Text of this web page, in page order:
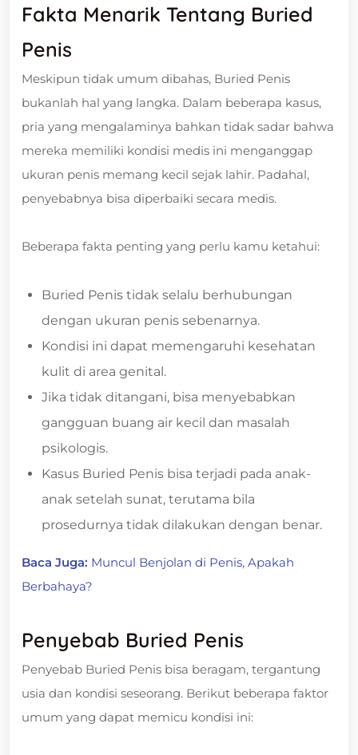
Fakta Menarik Tentang Buried
Penis
Meskipun tidak umum dibahas, Buried Penis
bukanlah hal yang langka. Dalam beberapa kasus,
pria yang mengalaminya bahkan tidak sadar bahwa
mereka memiliki kondisi medis ini menganggap
ukuran penis memang kecil sejak lahir. Padahal,
penyebabnya bisa diperbaiki secara medis.
Beberapa fakta penting yang perlu kamu ketahui:
Buried Penis tidak selalu berhubungan
dengan ukuran penis sebenarnya.
Kondisi ini dapat memengaruhi kesehatan
kulit di area genital.
Jika tidak ditangani, bisa menyebabkan
gangguan buang air kecil dan masalah
psikologis.
Kasus Buried Penis bisa terjadi pada anak-
anak setelah sunat, terutama bila
prosedurnya tidak dilakukan dengan benar.
Baca Juga: Muncul Benjolan di Penis, Apakah
Berbahaya?
Penyebab Buried Penis
Penyebab Buried Penis bisa beragam, tergantung
usia dan kondisi seseorang. Berikut beberapa faktor
umum yang dapat memicu kondisi ini: